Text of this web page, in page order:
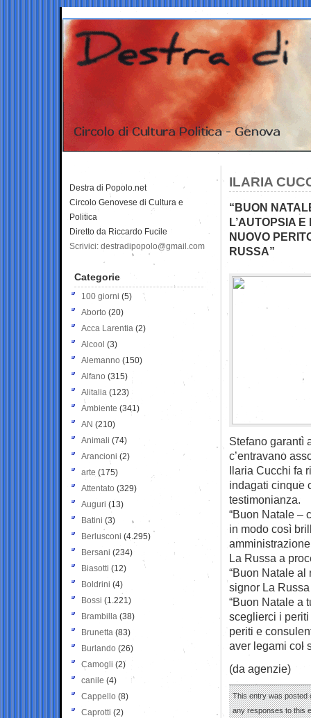
ILARIA
“BUON
L’AUTOPSIA
NUOVO
RUSSA”
Stefano garantì
c’entravano
Ilaria Cucchi fa
indagati cinque
testimonianza.
“Buon Natale –
in modo così
La Russa a
“Buon Natale al
signor La
“Buon Natale a
sceglierci i periti
periti e
aver legami col
(da agenzie)
This entry was posted
any responses to this
Destra di Popolo.net
Circolo Genovese di Cultura e
Politica
Diretto da Riccardo Fucile
Scrivici: destradipopolo@gmail.com
Categorie
100 giorni (5)
Aborto (20)
Acca Larentia (2)
Alcool (3)
Alemanno (150)
Alfano (315)
Alitalia (123)
Ambiente (341)
AN (210)
Animali (74)
Arancioni (2)
arte (175)
Attentato (329)
Auguri (13)
Batini (3)
Berlusconi (4.295)
Bersani (234)
Biasotti (12)
Boldrini (4)
Bossi (1.221)
Brambilla (38)
Brunetta (83)
Burlando (26)
Camogli (2)
canile (4)
Cappello (8)
Caprotti (2)